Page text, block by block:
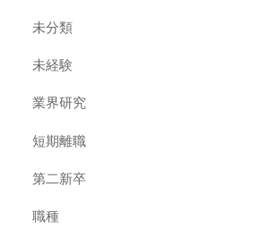
未分類
未経験
業界研究
短期離職
第二新卒
職種